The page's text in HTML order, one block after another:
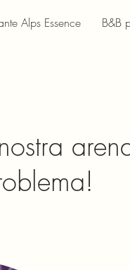
Alps Essence B&B